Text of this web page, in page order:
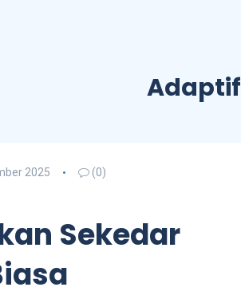
Adaptif
2025 (0)
Sekedar